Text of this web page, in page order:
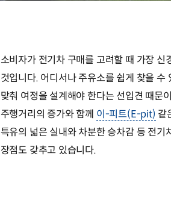
소비자가 전기차 구매를 고려할 때 가장
것입니다. 어디서나 주유소를 쉽게 찾을 수
맞춰 여정을 설계해야 한다는 선입견 때문
주행거리의 증가와 함께 이-피트(E-pit) 같
특유의 넓은 실내와 차분한 승차감 등 전
장점도 갖추고 있습니다.